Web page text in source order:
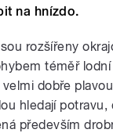
na hnízdo.
rozšířeny
téměř
dobře
hledají
především